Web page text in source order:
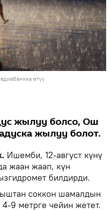
өтүү
жылуу болсо, Ош
жылуу болот.
Ишемби, 12-август күнү
жаан жаап, күн
билдирди.
соккон шамалдын
9 метрге чейин жетет.